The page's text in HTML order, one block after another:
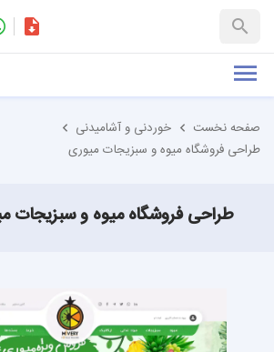
صفحه نخست
خوردنی و آشامیدنی
طراحی فروشگاه میوه و سبزیجات میوری
طراحی فروشگاه میوه و سبزیجات